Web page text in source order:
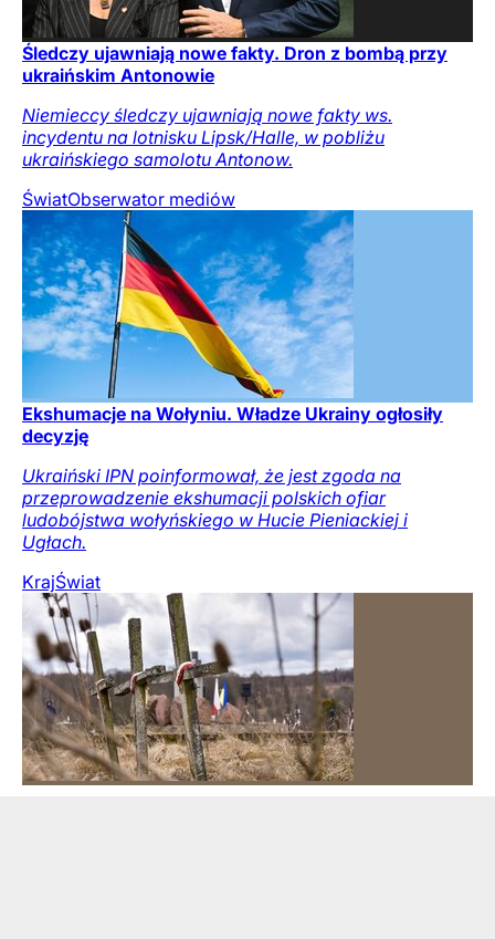
Śledczy ujawniają nowe fakty. Dron z bombą przy
ukraińskim Antonowie
Niemieccy śledczy ujawniają nowe fakty ws.
incydentu na lotnisku Lipsk/Halle, w pobliżu
ukraińskiego samolotu Antonow.
ŚwiatObserwator mediów
Ekshumacje na Wołyniu. Władze Ukrainy ogłosiły
decyzję
Ukraiński IPN poinformował, że jest zgoda na
przeprowadzenie ekshumacji polskich ofiar
ludobójstwa wołyńskiego w Hucie Pieniackiej i
Ugłach.
KrajŚwiat